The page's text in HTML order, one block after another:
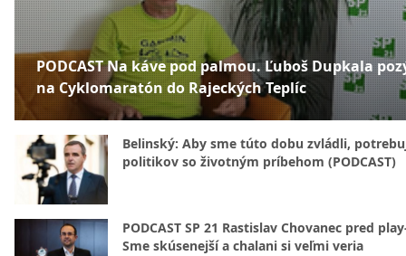
PODCAST Na káve pod palmou. Ľuboš Dupkala
na Cyklomaratón do Rajeckých Teplíc
Belinský: Aby sme túto dobu zvládli,
politikov so životným príbehom (PODCAST)
PODCAST SP 21 Rastislav Chovanec pred
Sme skúsenejší a chalani si veľmi veria